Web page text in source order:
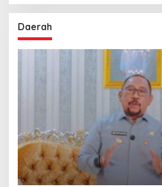
Daerah